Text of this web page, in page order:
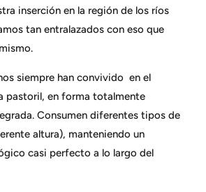
inserción en la región de los ríos
tan entralazados con eso que
siempre han convivido en el
pastoril, en forma totalmente
Consumen diferentes tipos de
altura), manteniendo un
casi perfecto a lo largo del